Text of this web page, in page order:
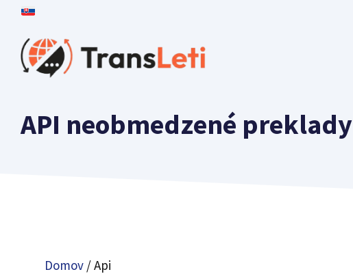
Preškoliť
obsah
API neobmedzené preklady
Domov / Api